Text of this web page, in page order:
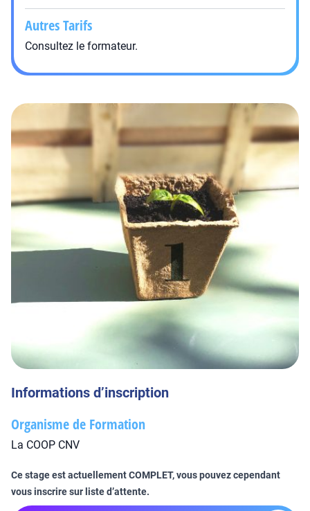
Autres Tarifs
Consultez le formateur.
Informations d’inscription
Organisme de Formation
La COOP CNV
Ce stage est actuellement COMPLET, vous pouvez cependant
vous inscrire sur liste d’attente.